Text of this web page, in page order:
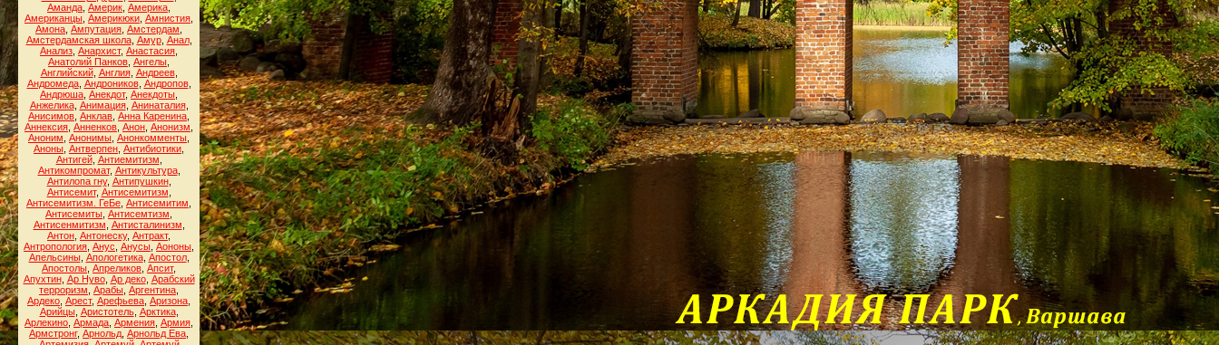
Аманда Америк Америка
Американцы Америкюки Амнистия
Амона Ампутация Амстердам
Амстердамская школа, Амур, Анал,
Анализ Анархист, Анастасия
Анатолий Панков Ангелы
Английский, Англия, Андреев,
Андромеда, Андроников, Андропов,
Андрюша Анекдот, Анекдоты
Анжелика, Анимация, Анинаталия,
Анисимов Анклав Анна Каренина
Аннексия Анненков Анон Анонизм
Аноним Анонимы Анонкомменты
Аноны Антверпен Антибиотики
Антигей, Антиемитизм
Антикомпромат, Антикультура,
Антилопа гну, Антипушкин,
Антисемит, Антисемитизм
Антисемитизм. ГеБе Антисемитим
Антисемиты Антисемтизм
Антисенмитизм Антисталинизм
Антон Антонеску, Антракт,
Антропология Анус Анусы Аононы
Апельсины, Апологетика, Апостол,
Апостолы Апреликов Апсит,
Апухтин, Ар Нуво, Ар деко, Арабский
терроризм Арабы Аргентина
Ардеко Арест, Арефьева Аризона
Арийцы, Аристотель, Арктика,
Арлекино Армада Армения Армия
Армстронг, Арнольд Арнольд Ева